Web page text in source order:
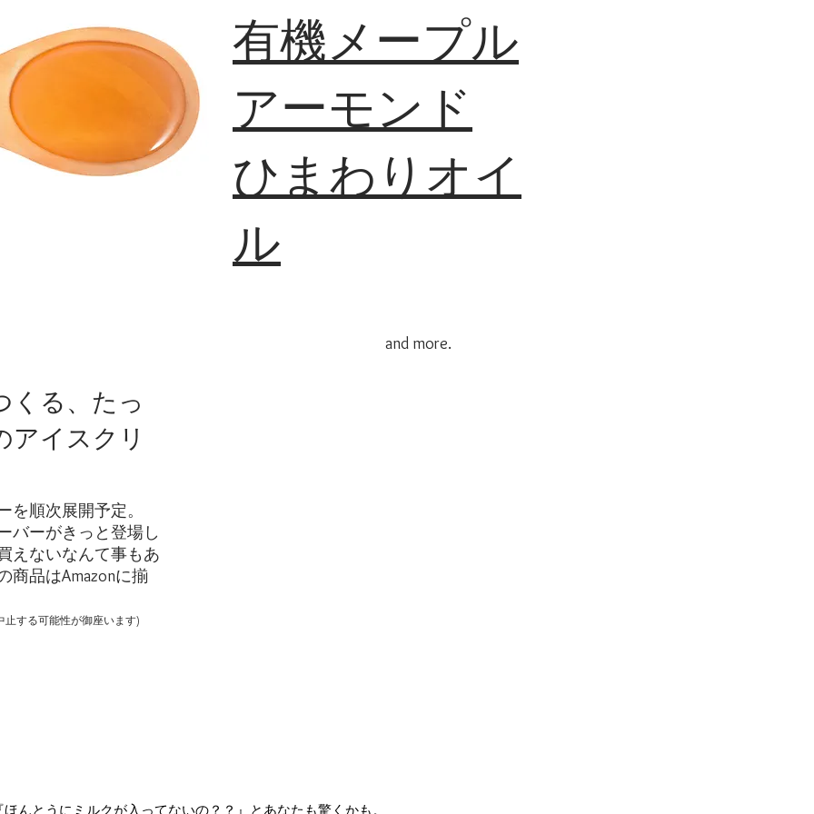
有機メープル
アーモンド
​ひまわりオイ
ル
​and more.
くる、たっ
アイスクリ
を順次展開予定。
バーがきっと登場し
えないなんて事もあ
商品はAmazonに揃
止する可能性が御座います)
ほんとうにミルクが入ってないの？？』とあなたも驚くかも。